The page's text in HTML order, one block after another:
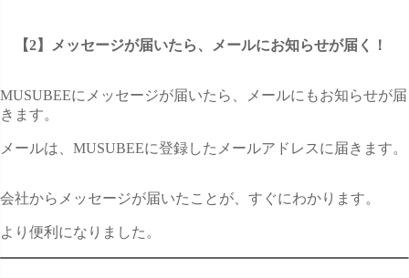
【2】メッセージが届いたら、メールにお知らせが届く！
MUSUBEEにメッセージが届いたら、メールにもお知らせが届
きます。
メールは、MUSUBEEに登録したメールアドレスに届きます。
会社からメッセージが届いたことが、すぐにわかります。
より便利になりました。